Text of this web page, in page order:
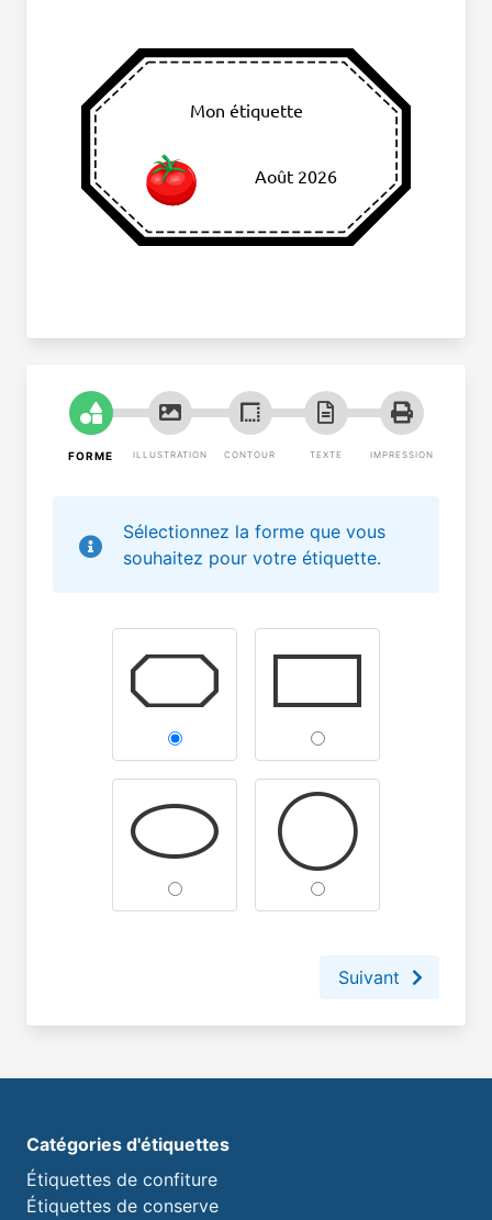
Mon étiquette
Août 2026
FORME ILLUSTRATION CONTOUR TEXTE IMPRESSION
Sélectionnez la forme que vous
souhaitez pour votre étiquette.
Suivant
Catégories d'étiquettes
Étiquettes de confiture
Étiquettes de conserve